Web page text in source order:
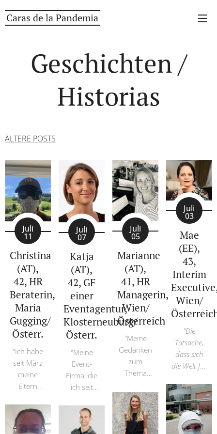
Caras de la Pandemia
Geschichten /
Historias
ÄLTERE POSTS
Juli
11
Christina
(AT),
42, HR
Beraterin,
Maria
Gugging/
Österr.
"Ich habe
seit März
meine
Eltern
umarmt,
das fehlt
Juli
07
Katja
(AT),
42, GF
einer
Eventagentur,
Klosterneuburg/
Österr.
"Meine
Event-
Firma, die
ich seit
Jahren
habe, steht
Juli
05
Marianne
(AT),
41, HR
Managerin,
Wien/
Österreich
"Meine
Gedanken
zum
Thema
haben sich
rasant
verändert.
Die
Juli
03
Mae
(EE),
43,
Interim
Wien/
"Die
Tatsache,
dass sich
die Welt für
verändert
hat, ist
jedoch
nichts